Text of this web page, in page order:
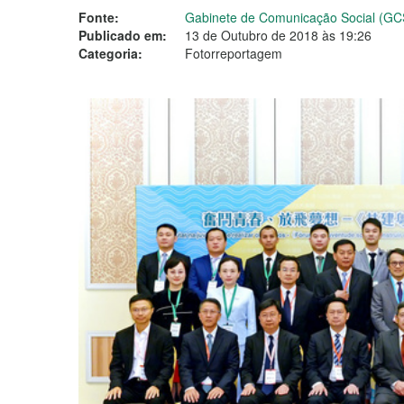
Fonte:
Gabinete de Comunicação Social
Publicado em:
13 de Outubro de 2018 às 19:26
Categoria:
Fotorreportagem